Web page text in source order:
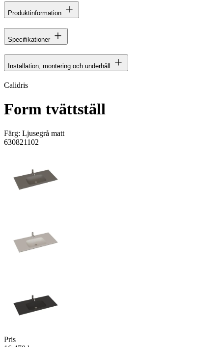
Produktinformation
Specifikationer
Installation, montering och underhåll
Calidris
Form tvättställ
Färg: Ljusegrå matt
630821102
Pris